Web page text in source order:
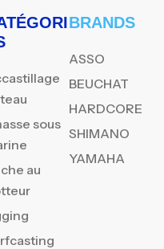
sous
au
BRANDS
ASSO
BEUCHAT
HARDCORE
SHIMANO
YAMAHA